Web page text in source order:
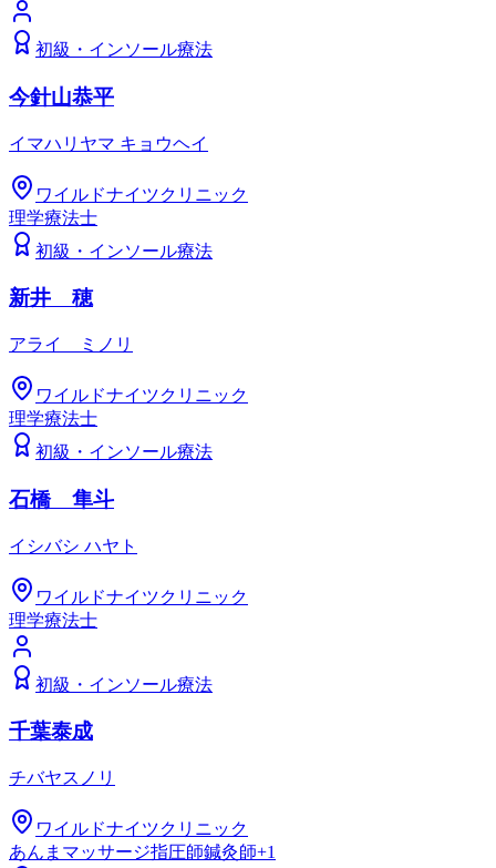
初級 ・ インソール療法
今針山恭平
イマハリヤマ キョウヘイ
ワイルドナイツクリニック
理学療法士
初級 ・ インソール療法
新井 穂
アライ ミノリ
ワイルドナイツクリニック
理学療法士
初級 ・ インソール療法
石橋 隼斗
イシバシ ハヤト
ワイルドナイツクリニック
理学療法士
初級 ・ インソール療法
千葉泰成
チバヤスノリ
ワイルドナイツクリニック
あんまマッサージ指圧師鍼灸師+1